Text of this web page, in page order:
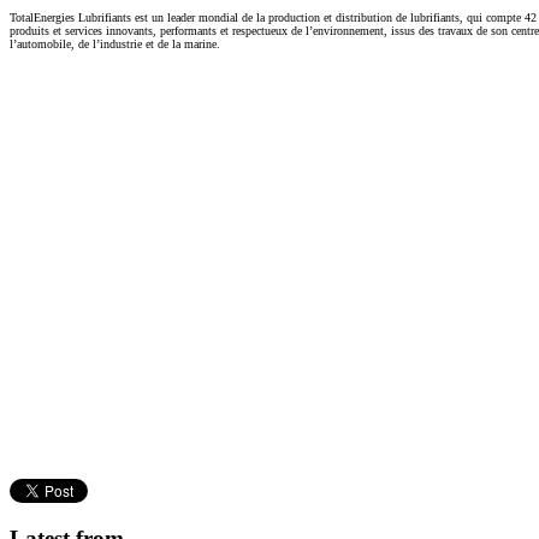
TotalEnergies Lubrifiants est un leader mondial de la production et distribution de lubrifiants, qui compte
produits et services innovants, performants et respectueux de l’environnement, issus des travaux de son
l’automobile, de l’industrie et de la marine.